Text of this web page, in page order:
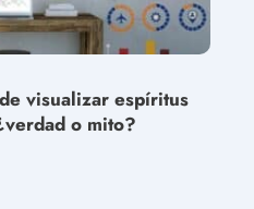
visualizar espíritus
o mito?